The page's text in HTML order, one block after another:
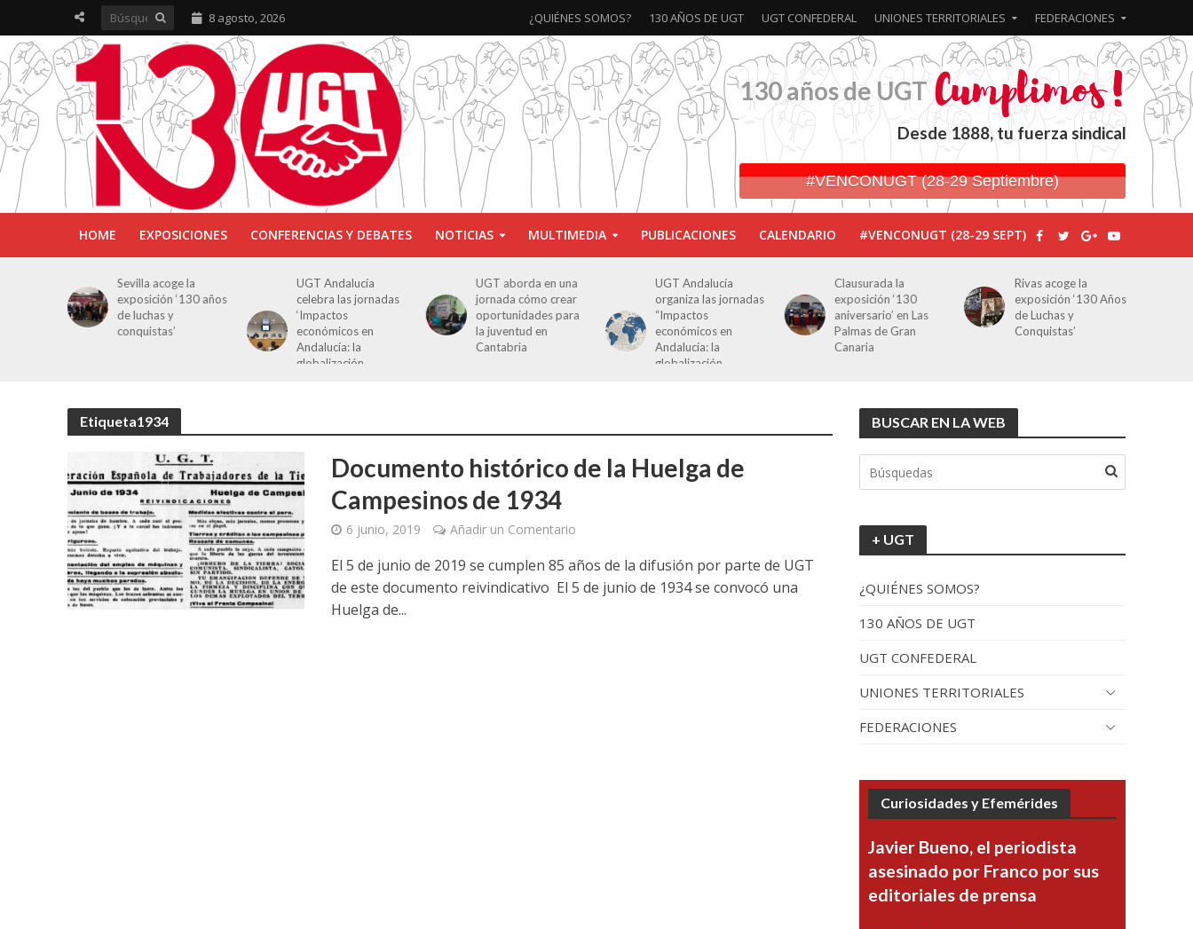
8 agosto, 2026 ¿QUIÉNES SOMOS? 130 AÑOS DE UGT UGT CONFEDERAL UNIONES TERRITORIALES FEDERACIONES
130 años de UGT
Desde 1888, tu fuerza sindical
#VENCONUGT (28-29 Septiembre)
HOME EXPOSICIONES CONFERENCIAS Y DEBATES NOTICIAS MULTIMEDIA PUBLICACIONES CALENDARIO #VENCONUGT (28-29 SEPT)
Sevilla acoge la
exposición ‘130 años
de luchas y
conquistas’
UGT Andalucía
celebra las jornadas
‘Impactos
económicos en
Andalucía: la
globalización
UGT aborda en una
jornada cómo crear
oportunidades para
la juventud en
Cantabria
UGT Andalucía
organiza las jornadas
“Impactos
económicos en
Andalucía: la
globalización
Clausurada la
exposición ‘130
aniversario’ en Las
Palmas de Gran
Canaria
Rivas acoge la
exposición ‘130 Años
de Luchas y
Conquistas’
Etiqueta1934
Documento histórico de la Huelga de
Campesinos de 1934
6 junio, 2019 Añadir un Comentario
El 5 de junio de 2019 se cumplen 85 años de la difusión por parte de UGT
de este documento reivindicativo El 5 de junio de 1934 se convocó una
Huelga de...
BUSCAR EN LA WEB
+ UGT
¿QUIÉNES SOMOS?
130 AÑOS DE UGT
UGT CONFEDERAL
UNIONES TERRITORIALES
FEDERACIONES
Curiosidades y Efemérides
Javier Bueno, el periodista
asesinado por Franco por sus
editoriales de prensa